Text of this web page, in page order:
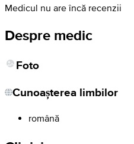
Medicul nu are încă recenzii
Despre medic
Foto
Cunoașterea limbilor
română